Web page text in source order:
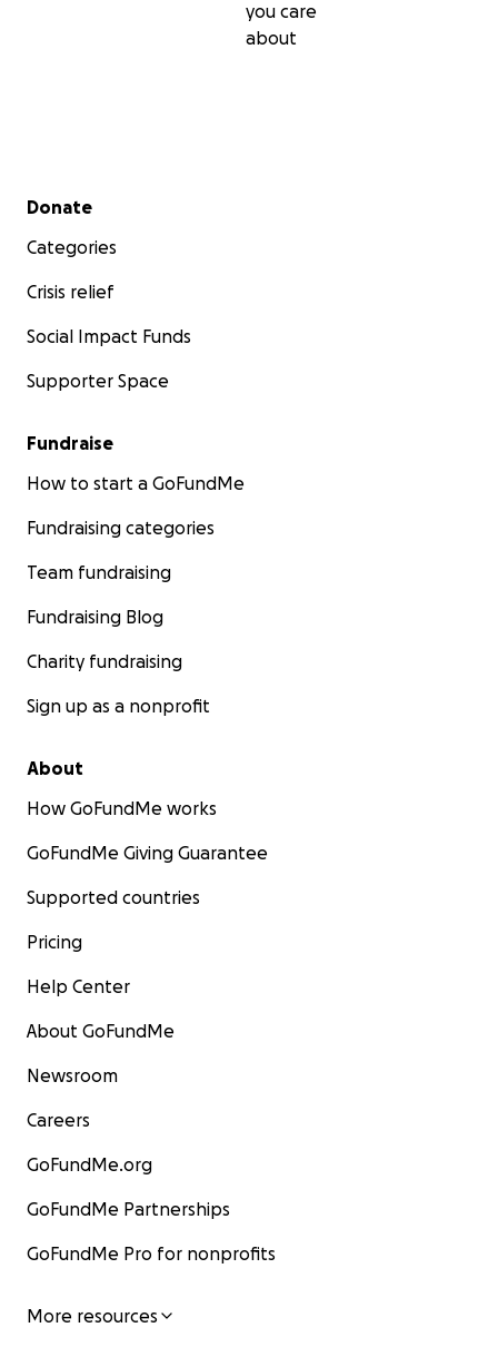
you care
about
Secondary menu
Donate
Categories
Crisis relief
Social Impact Funds
Supporter Space
Fundraise
How to start a GoFundMe
Fundraising categories
Team fundraising
Fundraising Blog
Charity fundraising
Sign up as a nonprofit
About
How GoFundMe works
GoFundMe Giving Guarantee
Supported countries
Pricing
Help Center
About GoFundMe
Newsroom
Careers
GoFundMe.org
GoFundMe Partnerships
GoFundMe Pro for nonprofits
More resources